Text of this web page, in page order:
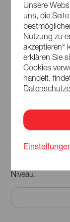
Chor
Europa
Die EUROPA
Professor
und aus dem
ein einzigartiger
musikalisch
steht im Dienst
europäische
Niveau.
In Görlitz, das
mit West
Unsere
uns, die
Nutzung zu
akzeptieren“
erklären Sie
Cookies
handelt,